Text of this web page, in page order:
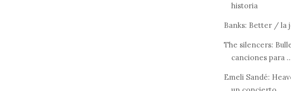
historia
Banks: Better / la
The silencers:
canciones para
Emeli Sandé: